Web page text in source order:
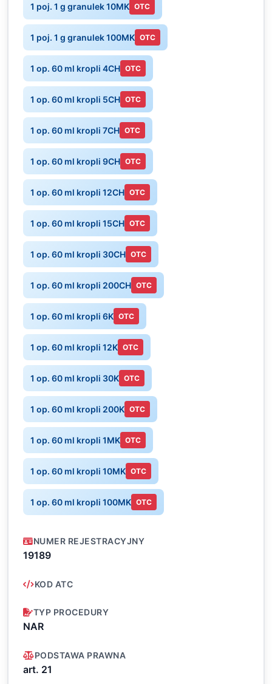
1 poj. 1 g granulek 10MK OTC
1 poj. 1 g granulek 100MK OTC
1 op. 60 ml kropli 4CH OTC
1 op. 60 ml kropli 5CH OTC
1 op. 60 ml kropli 7CH OTC
1 op. 60 ml kropli 9CH OTC
1 op. 60 ml kropli 12CH OTC
1 op. 60 ml kropli 15CH OTC
1 op. 60 ml kropli 30CH OTC
1 op. 60 ml kropli 200CH OTC
1 op. 60 ml kropli 6K OTC
1 op. 60 ml kropli 12K OTC
1 op. 60 ml kropli 30K OTC
1 op. 60 ml kropli 200K OTC
1 op. 60 ml kropli 1MK OTC
1 op. 60 ml kropli 10MK OTC
1 op. 60 ml kropli 100MK OTC
NUMER REJESTRACYJNY
19189
KOD ATC
TYP PROCEDURY
NAR
PODSTAWA PRAWNA
art. 21